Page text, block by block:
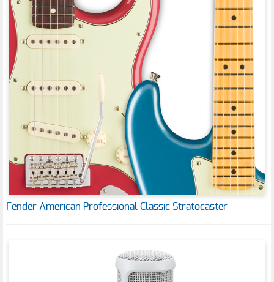
Fender American Professional Classic Stratocaster